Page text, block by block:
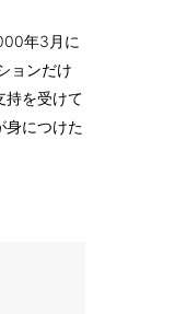
年3月に
ョンだけ
持を受けて
身につけた